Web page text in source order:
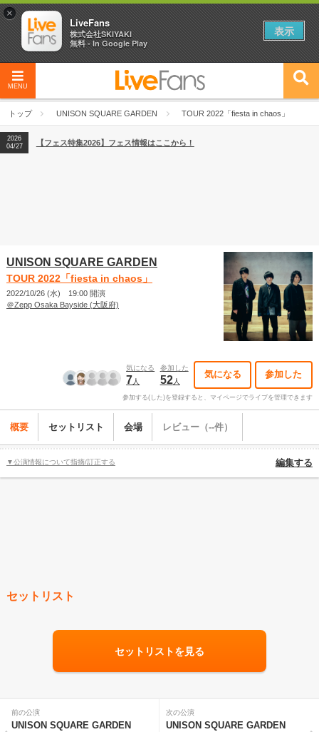
MENU
トップ UNISON SQUARE GARDEN TOUR 2022「fiesta in chaos」
04/27
【フェス特集2026】フェス情報はここから！
07/28
【ライブ動員ランキング】2026年上半期編発表！
2026
04/27
2026
07/28
【ライブ動員ランキング】2026年上半期編発表！
UNISON SQUARE GARDEN
TOUR 2022「fiesta in chaos」
2022/10/26 (水) 19:00 開演
＠Zepp Osaka Bayside (大阪府)
気になる
7人
参加した
52人
気になる 参加した
参加する(した)を登録すると、マイページでライブを管理できます
概要 セットリスト 会場 レビュー（--件）
▼公演情報について指摘/訂正する 編集する
セットリスト
セットリストを見る
前の公演
UNISON SQUARE GARDEN
次の公演
UNISON SQUARE GARDEN
×
LiveFans
株式会社SKIYAKI
無料 - In Google Play
表示